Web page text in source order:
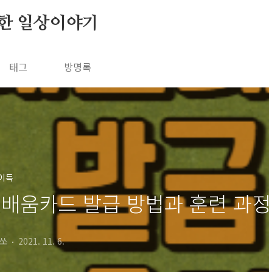
일상이야기
태그 방명록
득
움카드 발급 방법과 훈련 과정
2021. 11. 6.